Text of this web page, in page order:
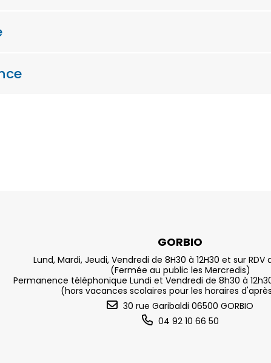
GORBIO
Lund, Mardi, Jeudi, Vendredi de 8H30 à 12H30 et sur RDV
(Fermée au public les Mercredis)
Permanence téléphonique Lundi et Vendredi de 8h30 à 12h30
(hors vacances scolaires pour les horaires
30 rue Garibaldi 06500 GORBIO
04 92 10 66 50